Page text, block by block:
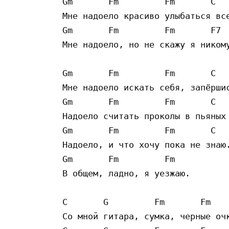
Мне надоело красиво улыбаться
Gm       Fm         Fm       F7
Мне надоело, но не скажу я
Gm       Fm         Fm       C
Мне надоело искать себя,
Gm       Fm         Fm       C
Надоело считать проколы в
Gm       Fm         Fm       C
Надоело, и что хочу пока не
Gm       Fm         Fm
В общем, ладно, я уезжаю.
C       G         Fm       Fm
Со мной гитара, сумка, черные